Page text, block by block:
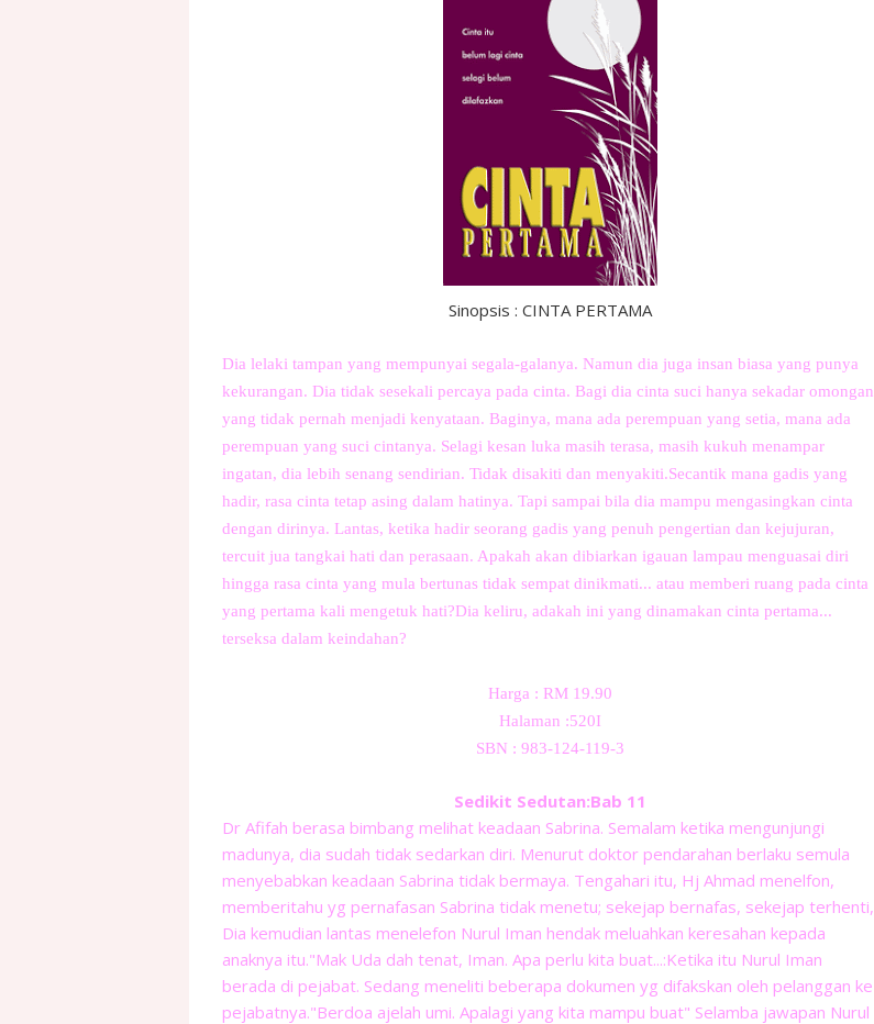
Sinopsis : CINTA PERTAMA
Dia lelaki tampan yang mempunyai segala-galanya. Namun dia juga insan biasa yang punya
kekurangan. Dia tidak sesekali percaya pada cinta. Bagi dia cinta suci hanya sekadar omongan
yang tidak pernah menjadi kenyataan. Baginya, mana ada perempuan yang setia, mana ada
perempuan yang suci cintanya. Selagi kesan luka masih terasa, masih kukuh menampar
ingatan, dia lebih senang sendirian. Tidak disakiti dan menyakiti.Secantik mana gadis yang
hadir, rasa cinta tetap asing dalam hatinya. Tapi sampai bila dia mampu mengasingkan cinta
dengan dirinya. Lantas, ketika hadir seorang gadis yang penuh pengertian dan kejujuran,
tercuit jua tangkai hati dan perasaan. Apakah akan dibiarkan igauan lampau menguasai diri
hingga rasa cinta yang mula bertunas tidak sempat dinikmati... atau memberi ruang pada cinta
yang pertama kali mengetuk hati?Dia keliru, adakah ini yang dinamakan cinta pertama...
terseksa dalam keindahan?
Harga : RM 19.90
Halaman :520I
SBN : 983-124-119-3
Sedikit Sedutan:Bab 11
Dr Afifah berasa bimbang melihat keadaan Sabrina. Semalam ketika mengunjungi
madunya, dia sudah tidak sedarkan diri. Menurut doktor pendarahan berlaku semula
menyebabkan keadaan Sabrina tidak bermaya. Tengahari itu, Hj Ahmad menelfon,
memberitahu yg pernafasan Sabrina tidak menetu; sekejap bernafas, sekejap terhenti,
Dia kemudian lantas menelefon Nurul Iman hendak meluahkan keresahan kepada
anaknya itu."Mak Uda dah tenat, Iman. Apa perlu kita buat...:Ketika itu Nurul Iman
berada di pejabat. Sedang meneliti beberapa dokumen yg difakskan oleh pelanggan ke
pejabatnya."Berdoa ajelah umi. Apalagi yang kita mampu buat" Selamba jawapan Nurul